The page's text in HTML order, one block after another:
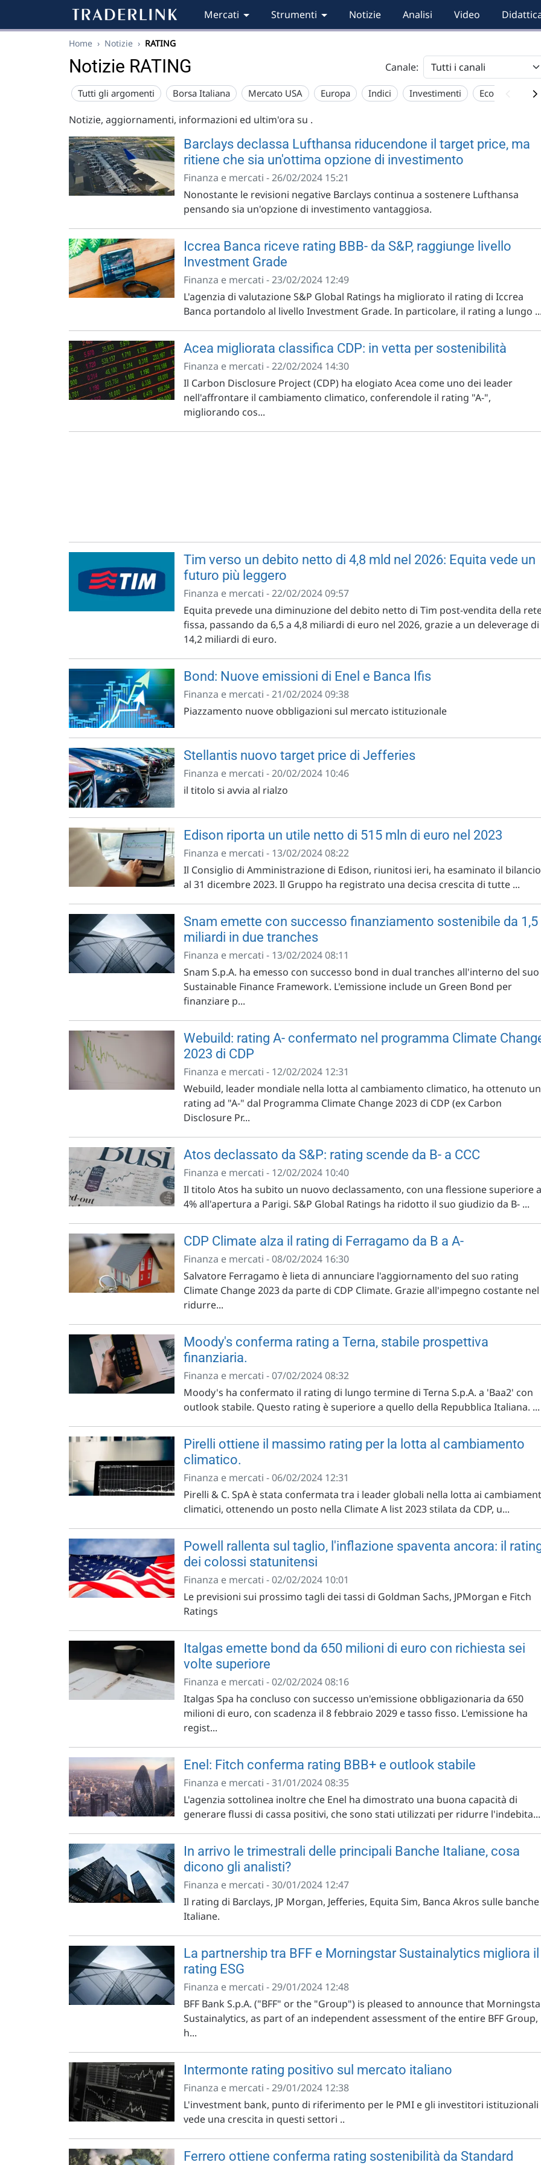
Mercati Strumenti Notizie Analisi Video
Home › Notizie › RATING
Notizie RATING Canale:
Tutti gli argomenti Borsa Italiana Mercato USA Europa Indici Investimenti Economia
Notizie, aggiornamenti, informazioni ed ultim'ora su .
Barclays declassa Lufthansa riducendone il target price, ma
ritiene che sia un'ottima opzione di investimento
Finanza e mercati - 26/02/2024 15:21
Nonostante le revisioni negative Barclays continua a sostenere Lufthansa
pensando sia un'opzione di investimento vantaggiosa.
Iccrea Banca riceve rating BBB- da S&P, raggiunge livello
Investment Grade
Finanza e mercati - 23/02/2024 12:49
L'agenzia di valutazione S&P Global Ratings ha migliorato il rating di Iccrea
Banca portandolo al livello Investment Grade. In particolare, il rating a lungo
Acea migliorata classifica CDP: in vetta per sostenibilità
Finanza e mercati - 22/02/2024 14:30
Il Carbon Disclosure Project (CDP) ha elogiato Acea come uno dei leader
nell'affrontare il cambiamento climatico, conferendole il rating "A-",
migliorando cos...
Tim verso un debito netto di 4,8 mld nel 2026: Equita vede un
futuro più leggero
Finanza e mercati - 22/02/2024 09:57
Equita prevede una diminuzione del debito netto di Tim post-vendita della
fissa, passando da 6,5 a 4,8 miliardi di euro nel 2026, grazie a un deleverage di
14,2 miliardi di euro.
Bond: Nuove emissioni di Enel e Banca Ifis
Finanza e mercati - 21/02/2024 09:38
Piazzamento nuove obbligazioni sul mercato istituzionale
Stellantis nuovo target price di Jefferies
Finanza e mercati - 20/02/2024 10:46
il titolo si avvia al rialzo
Edison riporta un utile netto di 515 mln di euro nel 2023
Finanza e mercati - 13/02/2024 08:22
Il Consiglio di Amministrazione di Edison, riunitosi ieri, ha esaminato il bilancio
al 31 dicembre 2023. Il Gruppo ha registrato una decisa crescita di tutte ...
Snam emette con successo finanziamento sostenibile da 1,5
miliardi in due tranches
Finanza e mercati - 13/02/2024 08:11
Snam S.p.A. ha emesso con successo bond in dual tranches all'interno del suo
Sustainable Finance Framework. L'emissione include un Green Bond per
finanziare p...
Webuild: rating A- confermato nel programma Climate
2023 di CDP
Finanza e mercati - 12/02/2024 12:31
Webuild, leader mondiale nella lotta al cambiamento climatico, ha ottenuto un
rating ad "A-" dal Programma Climate Change 2023 di CDP (ex Carbon
Disclosure Pr...
Atos declassato da S&P: rating scende da B- a CCC
Finanza e mercati - 12/02/2024 10:40
Il titolo Atos ha subito un nuovo declassamento, con una flessione superiore
4% all'apertura a Parigi. S&P Global Ratings ha ridotto il suo giudizio da B- ...
CDP Climate alza il rating di Ferragamo da B a A-
Finanza e mercati - 08/02/2024 16:30
Salvatore Ferragamo è lieta di annunciare l'aggiornamento del suo rating
Climate Change 2023 da parte di CDP Climate. Grazie all'impegno costante nel
ridurre...
Moody's conferma rating a Terna, stabile prospettiva
finanziaria.
Finanza e mercati - 07/02/2024 08:32
Moody's ha confermato il rating di lungo termine di Terna S.p.A. a 'Baa2' con
outlook stabile. Questo rating è superiore a quello della Repubblica Italiana. ...
Pirelli ottiene il massimo rating per la lotta al cambiamento
climatico.
Finanza e mercati - 06/02/2024 12:31
Pirelli & C. SpA è stata confermata tra i leader globali nella lotta ai
climatici, ottenendo un posto nella Climate A list 2023 stilata da CDP, u...
Powell rallenta sul taglio, l'inflazione spaventa ancora: il
dei colossi statunitensi
Finanza e mercati - 02/02/2024 10:01
Le previsioni sui prossimo tagli dei tassi di Goldman Sachs, JPMorgan e Fitch
Ratings
Italgas emette bond da 650 milioni di euro con richiesta sei
volte superiore
Finanza e mercati - 02/02/2024 08:16
Italgas Spa ha concluso con successo un'emissione obbligazionaria da 650
milioni di euro, con scadenza il 8 febbraio 2029 e tasso fisso. L'emissione ha
regist...
Enel: Fitch conferma rating BBB+ e outlook stabile
Finanza e mercati - 31/01/2024 08:35
L'agenzia sottolinea inoltre che Enel ha dimostrato una buona capacità di
generare flussi di cassa positivi, che sono stati utilizzati per ridurre l'indebita...
In arrivo le trimestrali delle principali Banche Italiane, cosa
dicono gli analisti?
Finanza e mercati - 30/01/2024 12:47
Il rating di Barclays, JP Morgan, Jefferies, Equita Sim, Banca Akros sulle banche
Italiane.
La partnership tra BFF e Morningstar Sustainalytics migliora il
rating ESG
Finanza e mercati - 29/01/2024 12:48
BFF Bank S.p.A. ("BFF" or the "Group") is pleased to announce that
Sustainalytics, as part of an independent assessment of the entire BFF Group,
h...
Intermonte rating positivo sul mercato italiano
Finanza e mercati - 29/01/2024 12:38
L'investment bank, punto di riferimento per le PMI e gli investitori istituzionali
vede una crescita in questi settori ..
Ferrero ottiene conferma rating sostenibilità da Standard